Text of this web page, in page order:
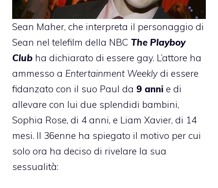
Sean Maher, che interpreta il personaggio di
Sean nel telefilm della NBC The Playboy
Club ha dichiarato di essere gay. L’attore ha
ammesso a Entertainment Weekly di essere
fidanzato con il suo Paul da 9 anni e di
allevare con lui due splendidi bambini,
Sophia Rose, di 4 anni, e Liam Xavier, di 14
mesi. Il 36enne ha spiegato il motivo per cui
solo ora ha deciso di rivelare la sua
sessualità: